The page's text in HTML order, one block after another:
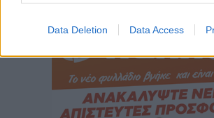
Data Deletion Data Access
Νέο ξενοδοχείο στη Ρόδο για την H
Χατζηλαζάρου – Προχωρά καινούργιο
Τοπικές Ειδήσεις• πριν 10 ώρες
Αυτοκίνητο μπήκε παράνομα σε
Μαστιχάρι – Αναποδογύρισε όχημα με
Περισσότερες ειδήσεις